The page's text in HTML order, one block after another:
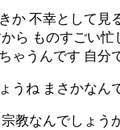
か 不幸として
ら ものすごい
ゃうんです 自
うね まさかな
教なんでしょ